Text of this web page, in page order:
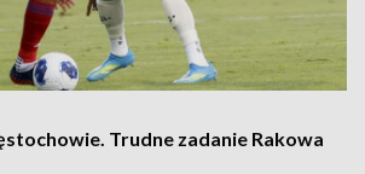
Trudne zadanie Rakowa